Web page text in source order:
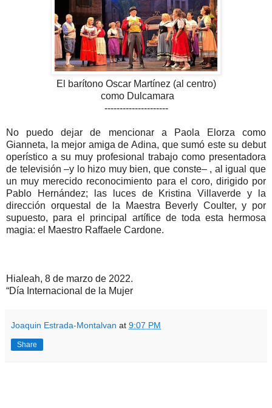
El barítono Oscar Martínez (al centro)
como Dulcamara
---------------------
No puedo dejar de mencionar a Paola Elorza como
Gianneta, la mejor amiga de Adina, que sumó este su debut
operístico a su muy profesional trabajo como presentadora
de televisión –y lo hizo muy bien, que conste– , al igual que
un muy merecido reconocimiento para el coro, dirigido por
Pablo Hernández; las luces de Kristina Villaverde y la
dirección orquestal de la Maestra Beverly Coulter, y por
supuesto, para el principal artífice de toda esta hermosa
magia: el Maestro Raffaele Cardone.
Hialeah, 8 de marzo de 2022.
“Día Internacional de la Mujer
Joaquin Estrada-Montalvan at 9:07 PM
Share